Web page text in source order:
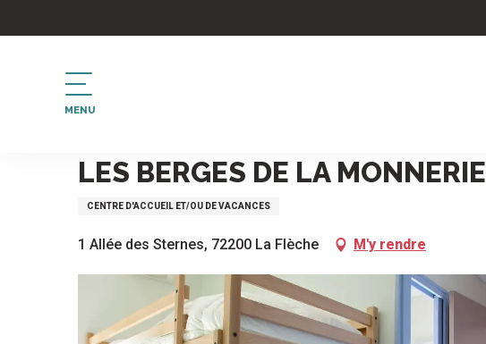
au
MENU
Accueil
LES BERGES DE LA MONNERIE
CENTRE D'ACCUEIL ET/OU DE VACANCES
1 Allée des Sternes, 72200 La Flèche M'y rendre